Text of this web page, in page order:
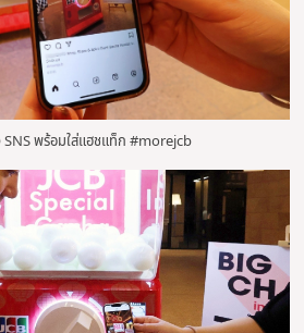
SNS พร้อมใส่แฮชแท็ก #morejcb